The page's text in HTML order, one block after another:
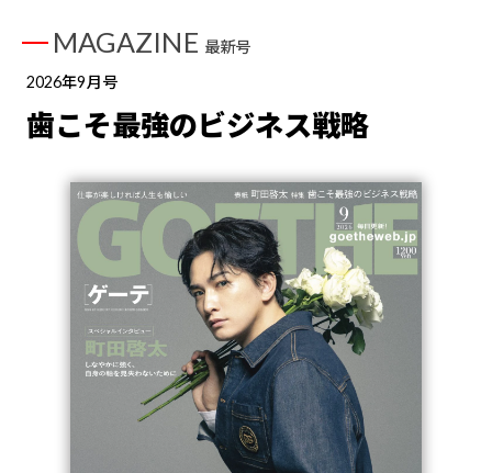
MAGAZINE 最新号
2026年9月号
歯こそ最強のビジネス戦略